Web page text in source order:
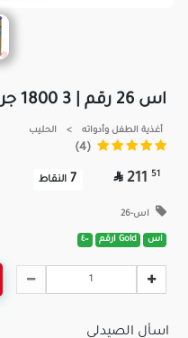
اس 26 رقم | 3 1800 جرام
أغذية الطفل وأدواته > الحليب
(4)
51
211

7 النقاط
اس-26
اس Gold ارقم ٤٠٠
اسأل الصيدلي